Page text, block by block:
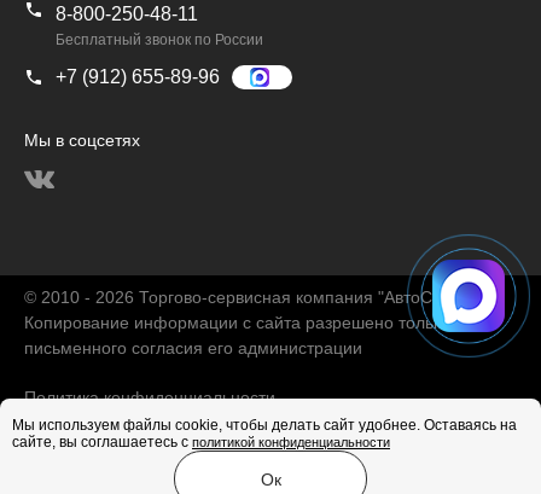
8-800-250-48-11
Бесплатный звонок по России
+7 (912) 655-89-96
Мы в соцсетях
© 2010 - 2026 Торгово-сервисная компания "АвтоChina"
Копирование информации с сайта разрешено только с
письменного согласия его администрации
Политика конфиденциальности
Продвижение сайта
Мы используем файлы cookie, чтобы делать сайт удобнее. Оставаясь на
сайте, вы соглашаетесь с политикой конфиденциальности
Ок